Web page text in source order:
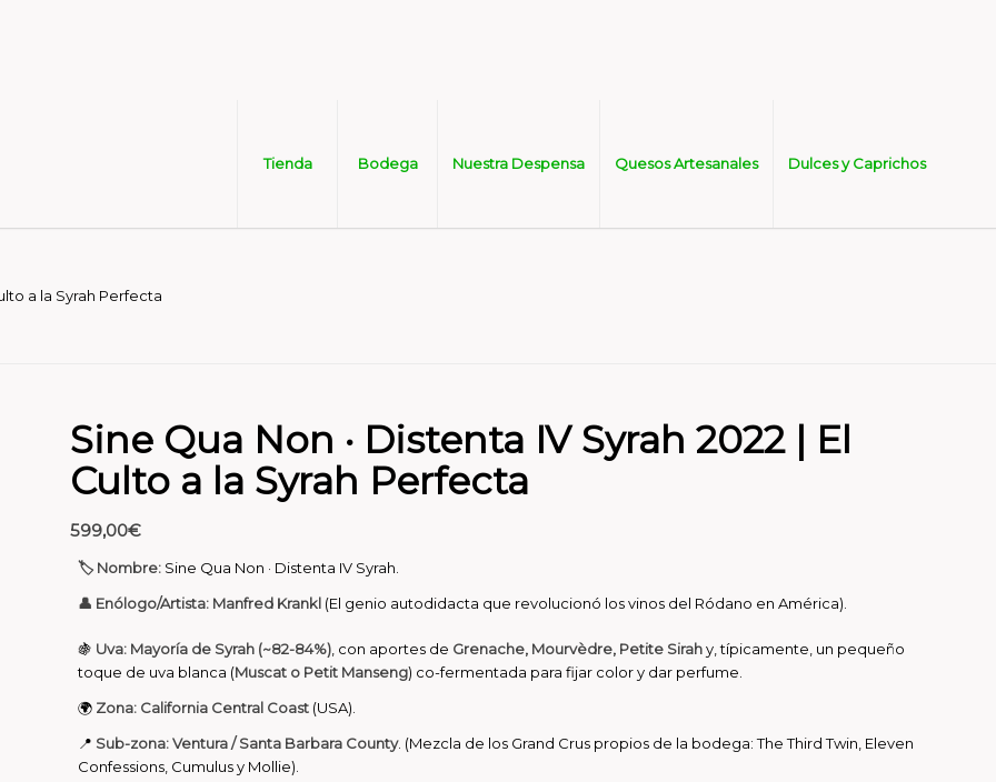
Tienda Bodega Nuestra Despensa Quesos Artesanales Dulces y Caprichos
a la Syrah Perfecta
Sine Qua Non · Distenta IV Syrah 2022 | El
Culto a la Syrah Perfecta
599,00€
🏷️ Nombre:Sine Qua Non · Distenta IV Syrah.
👤 Enólogo/Artista: Manfred Krankl(El genio autodidacta que revolucionó los vinos del Ródano en América).
🍇 Uva: Mayoría de Syrah (~82-84%), con aportes de Grenache, Mourvèdre, Petite Sirahy, típicamente, un pequeño
toque de uva blanca (Muscat o Petit Manseng) co-fermentada para fijar color y dar perfume.
🌍 Zona: California Central Coast(USA).
📍 Sub-zona: Ventura / Santa Barbara County. (Mezcla de los Grand Crus propios de la bodega:The Third Twin, Eleven
Confessions, Cumulus y Mollie).